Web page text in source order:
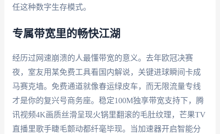
任这种数字生存模式。
专属带宽里的畅快江湖
经历过网速崩溃的人最懂带宽的意义。去年欧冠决赛
夜，室友用某免费工具看国内解说，关键进球瞬间卡成
马赛克墙。免费通道就像春运绿皮车，而无限流量专线
才是你的复兴号商务座。稳定100M独享带宽支持下，腾
讯视频4K画质丝滑呈现火锅里翻滚的毛肚纹理，芒果TV
直播里歌手睫毛颤动都纤毫毕现。当加速器开启智能分